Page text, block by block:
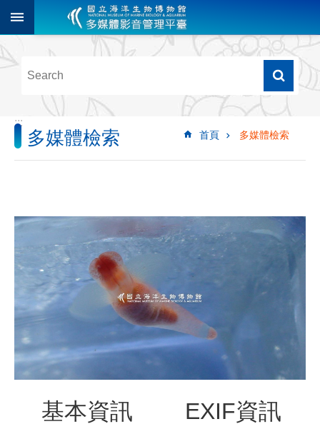
跳到主要內容區塊
階
尋
多
媒
像
音
源
:::
首頁 多媒體檢索
多媒體檢索
基本資訊 EXIF資訊